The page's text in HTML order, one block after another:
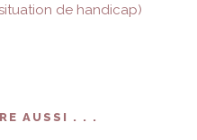
de handicap)
AUSSI . . .